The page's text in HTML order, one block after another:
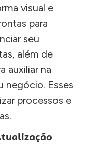
visual e
para
seu
além de
auxiliar na
negócio. Esses
processos e